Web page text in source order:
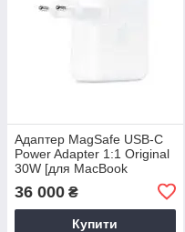
Адаптер MagSafe USB-C
Power Adapter 1:1 Original
30W [для MacBook
36 000 ₴
Купити